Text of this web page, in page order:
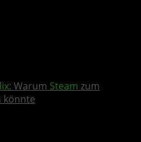
: Warum Steam zum
könnte